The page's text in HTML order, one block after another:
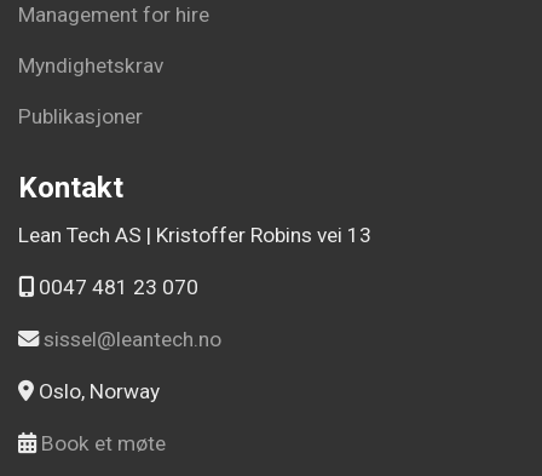
Management for hire
Myndighetskrav
Publikasjoner
Kontakt
Lean Tech AS | Kristoffer Robins vei 13
0047 481 23 070
sissel@leantech.no
Oslo, Norway
Book et møte